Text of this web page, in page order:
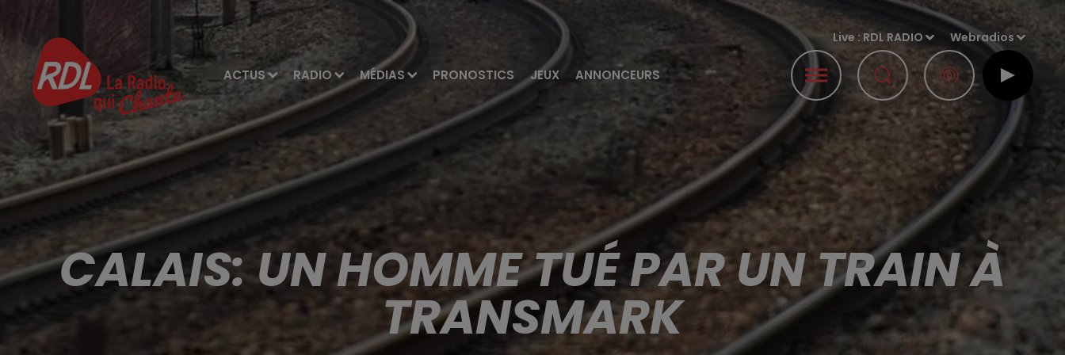
ACTUS RADIO MÉDIAS PRONOSTICS JEUX ANNONCEURS
Live : RDL RADIO Webradios
CALAIS: UN HOMME TUÉ PAR UN TRAIN À
TRANSMARK